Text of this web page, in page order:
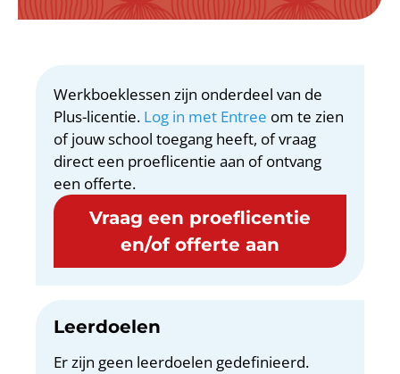
Werkboeklessen zijn onderdeel van de
Plus-licentie. Log in met Entree om te zien
of jouw school toegang heeft, of vraag
direct een proeflicentie aan of ontvang
een offerte.
Vraag een proeflicentie
en/of offerte aan
Leerdoelen
Er zijn geen leerdoelen gedefinieerd.